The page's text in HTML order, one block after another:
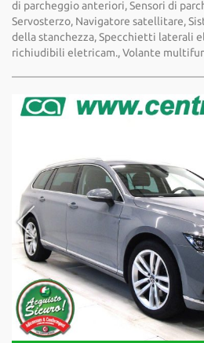
di parcheggio anteriori, Sensori di
Servosterzo, Navigatore satellitare,
della stanchezza, Specchietti laterali
richiudibili eletricam., Volante